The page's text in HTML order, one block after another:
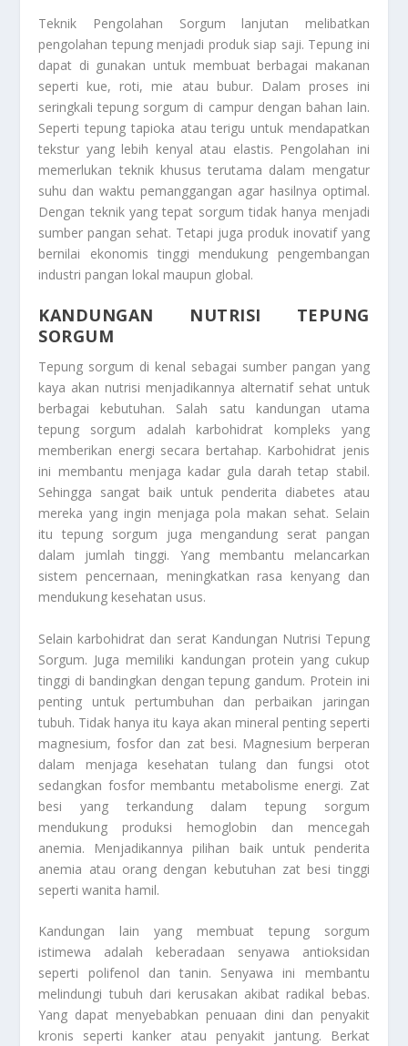
Teknik Pengolahan Sorgum lanjutan melibatkan
pengolahan tepung menjadi produk siap saji. Tepung ini
dapat di gunakan untuk membuat berbagai makanan
seperti kue, roti, mie atau bubur. Dalam proses ini
seringkali tepung sorgum di campur dengan bahan lain.
Seperti tepung tapioka atau terigu untuk mendapatkan
tekstur yang lebih kenyal atau elastis. Pengolahan ini
memerlukan teknik khusus terutama dalam mengatur
suhu dan waktu pemanggangan agar hasilnya optimal.
Dengan teknik yang tepat sorgum tidak hanya menjadi
sumber pangan sehat. Tetapi juga produk inovatif yang
bernilai ekonomis tinggi mendukung pengembangan
industri pangan lokal maupun global.
KANDUNGAN NUTRISI TEPUNG
SORGUM
Tepung sorgum di kenal sebagai sumber pangan yang
kaya akan nutrisi menjadikannya alternatif sehat untuk
berbagai kebutuhan. Salah satu kandungan utama
tepung sorgum adalah karbohidrat kompleks yang
memberikan energi secara bertahap. Karbohidrat jenis
ini membantu menjaga kadar gula darah tetap stabil.
Sehingga sangat baik untuk penderita diabetes atau
mereka yang ingin menjaga pola makan sehat. Selain
itu tepung sorgum juga mengandung serat pangan
dalam jumlah tinggi. Yang membantu melancarkan
sistem pencernaan, meningkatkan rasa kenyang dan
mendukung kesehatan usus.
Selain karbohidrat dan serat Kandungan Nutrisi Tepung
Sorgum. Juga memiliki kandungan protein yang cukup
tinggi di bandingkan dengan tepung gandum. Protein ini
penting untuk pertumbuhan dan perbaikan jaringan
tubuh. Tidak hanya itu kaya akan mineral penting seperti
magnesium, fosfor dan zat besi. Magnesium berperan
dalam menjaga kesehatan tulang dan fungsi otot
sedangkan fosfor membantu metabolisme energi. Zat
besi yang terkandung dalam tepung sorgum
mendukung produksi hemoglobin dan mencegah
anemia. Menjadikannya pilihan baik untuk penderita
anemia atau orang dengan kebutuhan zat besi tinggi
seperti wanita hamil.
Kandungan lain yang membuat tepung sorgum
istimewa adalah keberadaan senyawa antioksidan
seperti polifenol dan tanin. Senyawa ini membantu
melindungi tubuh dari kerusakan akibat radikal bebas.
Yang dapat menyebabkan penuaan dini dan penyakit
kronis seperti kanker atau penyakit jantung. Berkat